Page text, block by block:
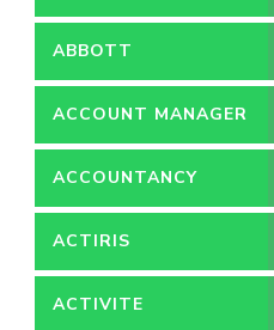
ABBOTT
ACCOUNT MANAGER
ACCOUNTANCY
ACTIRIS
ACTIVITE